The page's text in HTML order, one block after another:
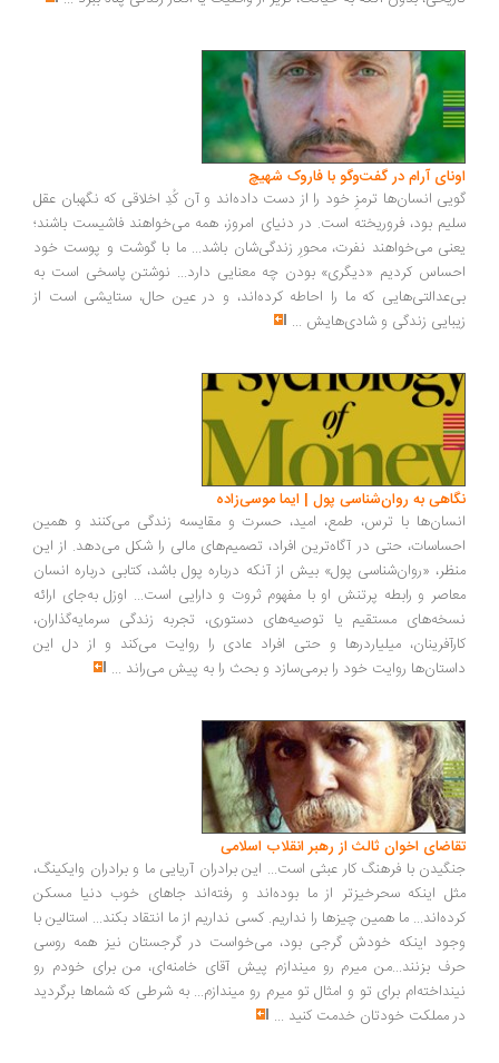
آرام در گفت‌وگو با فاروک شهیچ‭
انسان‌ها ترمزِ خود را از دست داده‌اند و آن کُدِ اخلاقی که نگهبان عقل
بود، فروریخته است. در دنیای امروز، همه می‌خواهند فاشیست باشند؛
می‌خواهند نفرت، محورِ زندگی‌شان باشد... ما با گوشت و پوست خود
کردیم «دیگری» بودن چه معنایی دارد... نوشتن پاسخی است به
که ما را احاطه کرده‌اند، و در عین حال، ستایشی است از
زندگی و شادی‌هایش...
به روان‌شناسی پول | ایما موسی‌زاده
با ترس، طمع، امید، حسرت و مقایسه زندگی می‌کنند و همین
حتی در آگاه‌ترین افراد، تصمیم‌های مالی را شکل می‌دهد. از این
«روان‌شناسی پول» بیش از آنکه درباره پول باشد، کتابی درباره انسان
و رابطه پرتنش او با مفهوم ثروت و دارایی است... اوزل به‌جای ارائه
مستقیم یا توصیه‌های دستوری، تجربه زندگی سرمایه‌گذاران،
میلیاردرها و حتی افراد عادی را روایت می‌کند و از دل این
روایت خود را برمی‌سازد و بحث را به پیش می‌راند ...
اخوان ثالث از رهبر انقلاب اسلامی
با فرهنگ کار عبثی است... این برادران آریایی ما و برادران وایکینگ،
اینکه سحرخیزتر از ما بوده‌اند و رفته‌اند جاهای خوب دنیا مسکن
ما همین چیزها را نداریم. کسی نداریم از ما انتقاد بکند... استالین با
اینکه خودش گرجی بود، می‌خواست در گرجستان نیز همه روسی
بزنند...من میرم رو میندازم پیش آقای خامنه‌ای، من برای خودم رو
برای تو و امثال تو میرم رو میندازم... به شرطی که شماها برگردید
مملکت خودتان خدمت کنید...